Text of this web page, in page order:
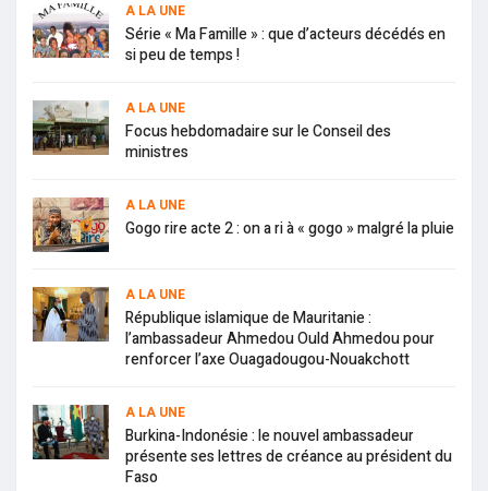
A LA UNE
Série « Ma Famille » : que d’acteurs décédés en
si peu de temps !
A LA UNE
Focus hebdomadaire sur le Conseil des
ministres
A LA UNE
Gogo rire acte 2 : on a ri à « gogo » malgré la pluie
A LA UNE
République islamique de Mauritanie :
l’ambassadeur Ahmedou Ould Ahmedou pour
renforcer l’axe Ouagadougou-Nouakchott
A LA UNE
Burkina-Indonésie : le nouvel ambassadeur
présente ses lettres de créance au président du
Faso